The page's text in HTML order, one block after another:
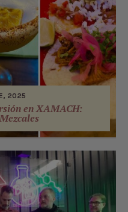
2025
en XAMACH: